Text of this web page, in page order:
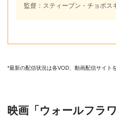
監督：スティーブン・チョボス
*最新の配信状況は各VOD、動画配信サイト
映画「ウォールフラ